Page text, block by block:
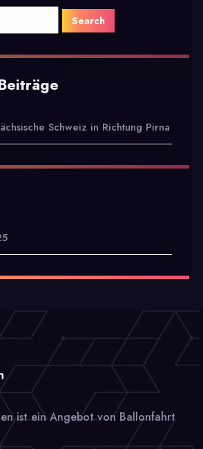
Schweiz in Richtung Pirna
ist ein Angebot von Ballonfahrt